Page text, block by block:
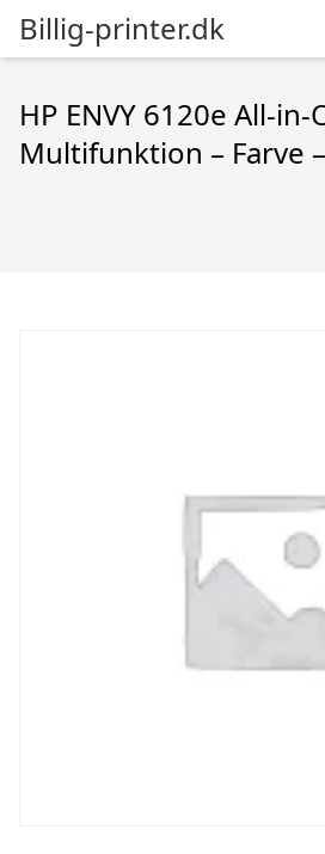
Billig-printer.dk
HP ENVY 6120e All-in-
Multifunktion – Farve